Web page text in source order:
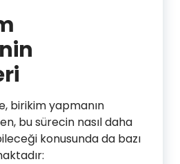
birikim yapmanın
bu sürecin nasıl daha
konusunda da bazı